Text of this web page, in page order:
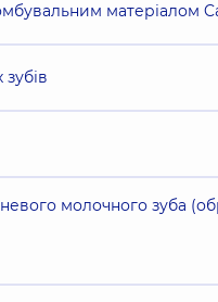
матеріалом
молочного зуба